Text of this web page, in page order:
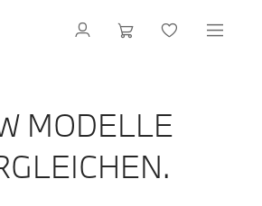
MODELLE